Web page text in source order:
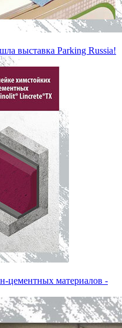
выставка Parking Russia!
цементных материалов -